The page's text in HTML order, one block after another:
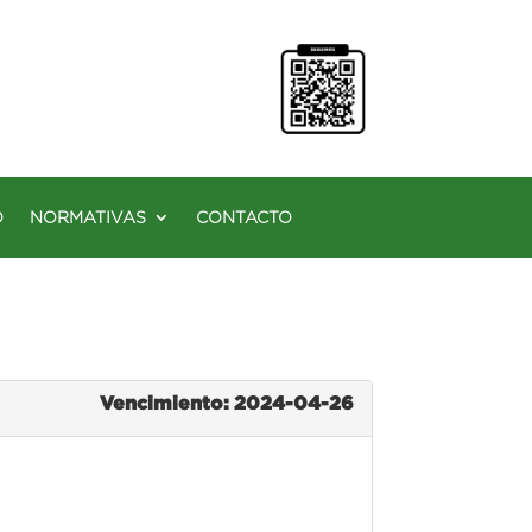
NORMATIVAS CONTACTO
Vencimiento: 2024-04-26